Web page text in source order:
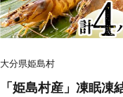
大分県姫島村
「姫島村産」凍眠凍